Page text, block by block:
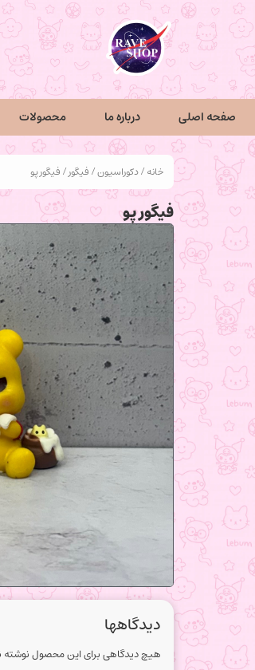
صفحه اصلی درباره ما محصولات
خانه/دکوراسیون/فیگور/ فیگور پو
فیگور پو
دیدگاهها
هیچ دیدگاهی برای این محصول